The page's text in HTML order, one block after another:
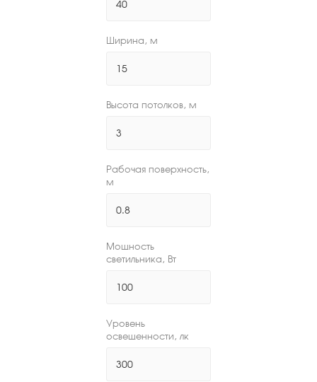
Ширина, м
Высота потолков, м
Рабочая поверхность,
м
Мощность
светильника, Вт
Уровень
освещенности, лк